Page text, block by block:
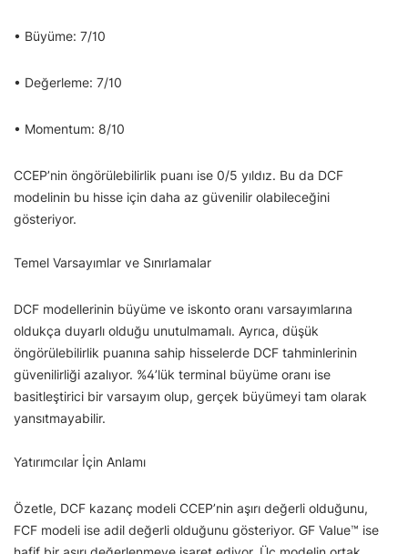
• Büyüme: 7/10
• Değerleme: 7/10
• Momentum: 8/10
CCEP’nin öngörülebilirlik puanı ise 0/5 yıldız. Bu da DCF
modelinin bu hisse için daha az güvenilir olabileceğini
gösteriyor.
Temel Varsayımlar ve Sınırlamalar
DCF modellerinin büyüme ve iskonto oranı varsayımlarına
oldukça duyarlı olduğu unutulmamalı. Ayrıca, düşük
öngörülebilirlik puanına sahip hisselerde DCF tahminlerinin
güvenilirliği azalıyor. %4’lük terminal büyüme oranı ise
basitleştirici bir varsayım olup, gerçek büyümeyi tam olarak
yansıtmayabilir.
Yatırımcılar İçin Anlamı
Özetle, DCF kazanç modeli CCEP’nin aşırı değerli olduğunu,
FCF modeli ise adil değerli olduğunu gösteriyor. GF Value™ ise